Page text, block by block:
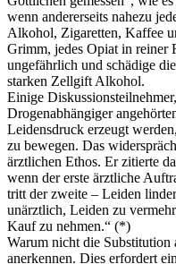
wenn andererseits nahezu
Alkohol, Zigaretten, Kaffee
Grimm, jedes Opiat in reiner
ungefährlich und schädige
starken Zellgift Alkohol.
Einige
Drogenabhängiger
Leidensdruck erzeugt
zu bewegen. Das
ärztlichen Ethos. Er zitierte
wenn der erste ärztliche
tritt der zweite – Leiden
unärztlich, Leiden zu
Kauf zu nehmen.“ (*)
Warum nicht die Substitution
anerkennen. Dies erfordert